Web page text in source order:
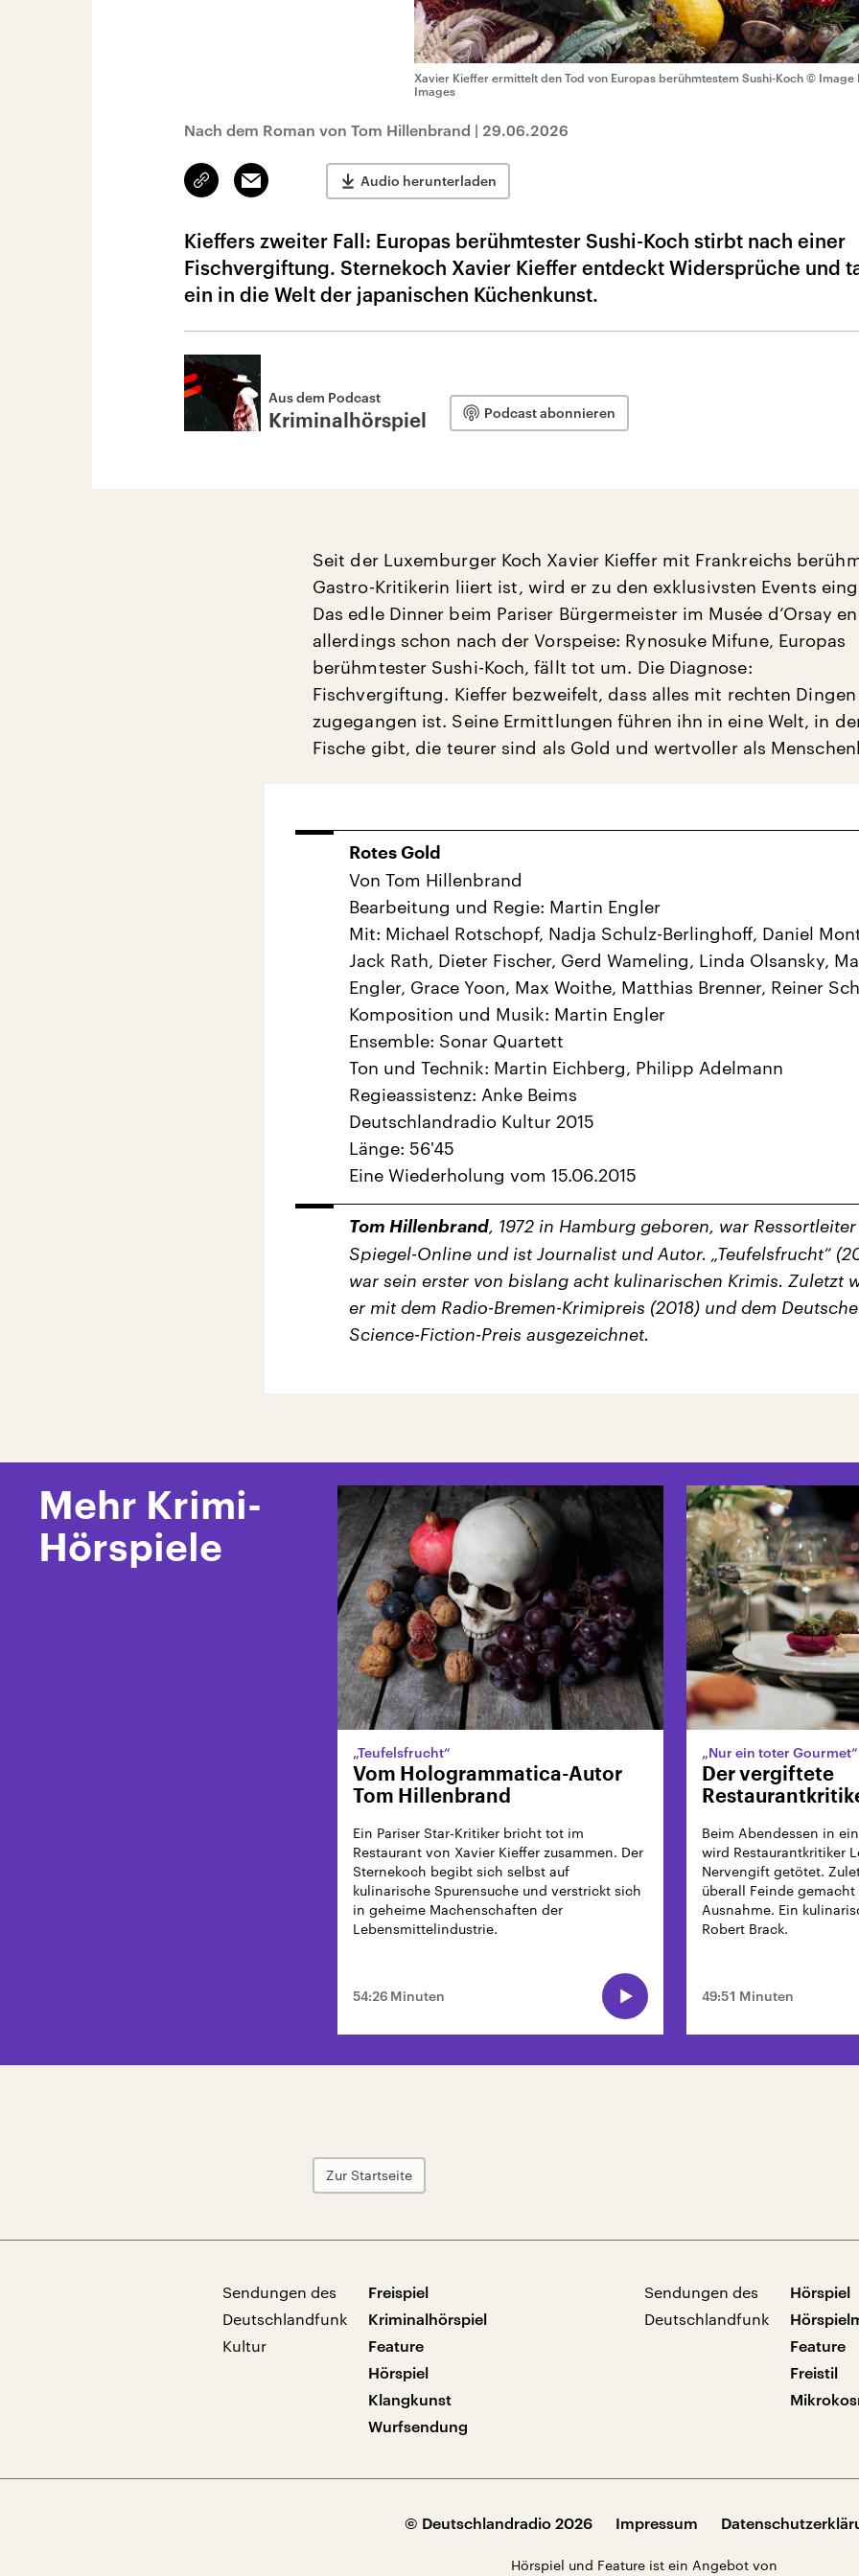
Xavier Kieffer ermittelt den Tod von Europas berühmtestem Sushi-Koch © Image
Images
Nach dem Roman von Tom Hillenbrand | 29.06.2026
Link
kopieren/teilen
Email Audio herunterladen
Kieffers zweiter Fall: Europas berühmtester Sushi-Koch stirbt nach einer
Fischvergiftung. Sternekoch Xavier Kieffer entdeckt Widersprüche und
ein in die Welt der japanischen Küchenkunst.
Aus dem Podcast
Kriminalhörspiel Podcast abonnieren
Seit der Luxemburger Koch Xavier Kieffer mit Frankreichs
Gastro-Kritikerin liiert ist, wird er zu den exklusivsten Events
Das edle Dinner beim Pariser Bürgermeister im Musée d‘Orsay
allerdings schon nach der Vorspeise: Rynosuke Mifune, Europas
berühmtester Sushi-Koch, fällt tot um. Die Diagnose:
Fischvergiftung. Kieffer bezweifelt, dass alles mit rechten Dingen
zugegangen ist. Seine Ermittlungen führen ihn in eine Welt, in
Fische gibt, die teurer sind als Gold und wertvoller als
Rotes Gold
Von Tom Hillenbrand
Bearbeitung und Regie: Martin Engler
Mit: Michael Rotschopf, Nadja Schulz-Berlinghoff, Daniel
Jack Rath, Dieter Fischer, Gerd Wameling, Linda Olsansky,
Engler, Grace Yoon, Max Woithe, Matthias Brenner, Reiner
Komposition und Musik: Martin Engler
Ensemble: Sonar Quartett
Ton und Technik: Martin Eichberg, Philipp Adelmann
Regieassistenz: Anke Beims
Deutschlandradio Kultur 2015
Länge: 56'45
Eine Wiederholung vom 15.06.2015
Tom Hillenbrand, 1972 in Hamburg geboren, war
Spiegel-Online und ist Journalist und Autor. „Teufelsfrucht“
war sein erster von bislang acht kulinarischen Krimis. Zuletzt
er mit dem Radio-Bremen-Krimipreis (2018) und dem
Science-Fiction-Preis ausgezeichnet.
Mehr Krimi-
Hörspiele
„Teufelsfrucht“
Vom Hologrammatica-Autor
Tom Hillenbrand
Ein Pariser Star-Kritiker bricht tot im
Restaurant von Xavier Kieffer zusammen. Der
Sternekoch begibt sich selbst auf
kulinarische Spurensuche und verstrickt sich
in geheime Machenschaften der
Lebensmittelindustrie.
54:26 Minuten
„Nur ein toter Gourmet“
Der vergiftete
Beim Abendessen in
wird Restaurantkritiker
Nervengift getötet.
überall Feinde
Ausnahme. Ein
Robert Brack.
49:51 Minuten
Zur Startseite
Sendungen des
Deutschlandfunk
Kultur
Freispiel
Kriminalhörspiel
Feature
Hörspiel
Klangkunst
Wurfsendung
Sendungen des
Deutschlandfunk
Hörspiel
Feature
Freistil
© Deutschlandradio 2026 Impressum
Hörspiel und Feature ist ein Angebot von